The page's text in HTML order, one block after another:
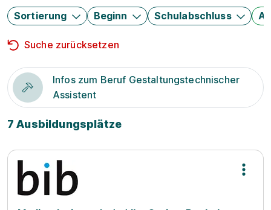
Sortierung Beginn Schulabschluss
Suche zurücksetzen
Infos zum Beruf Gestaltungstechnischer
Assistent
7 Ausbildungsplätze